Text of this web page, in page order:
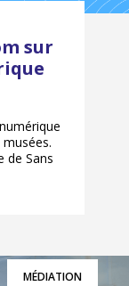
sur
de Sans
MÉDIATION